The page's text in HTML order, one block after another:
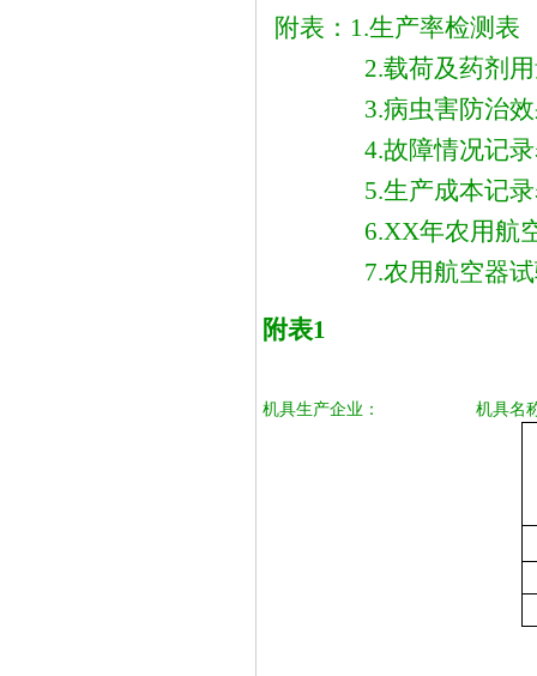
附表： 1.生产率检测表
2.载荷及药剂
3.病虫害防治
4.故障情况记
5.生产成本记
6.XX年农用航
7.农用航空器
附表1
机具生产企业： 机具名